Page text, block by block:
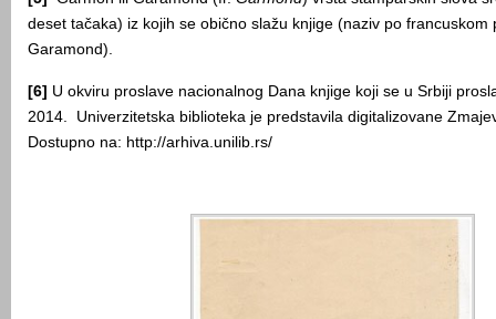
deset tačaka) iz kojih se obično slažu knjige (naziv po francuskom
Garamond).
[6] U okviru proslave nacionalnog Dana knjige koji se u Srbiji
2014. Univerzitetska biblioteka je predstavila digitalizovane
Dostupno na: http://arhiva.unilib.rs/